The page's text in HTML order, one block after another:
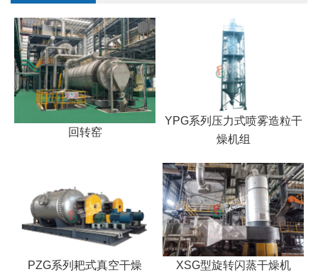
干燥配套装置
回转窑
YPG系列压力式喷雾造粒干
燥机组
PZG系列耙式真空干燥 XSG型旋转闪蒸干燥机